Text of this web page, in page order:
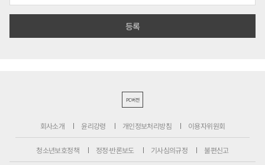
PC버전
회사소개 윤리강령 개인정보처리방침 이용자위원회
청소년보호정책 정정·반론보도 기사심의규정 불편신고